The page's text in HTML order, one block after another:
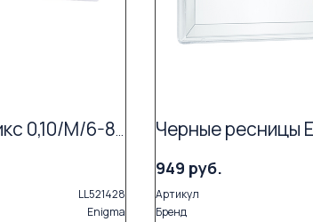
Черные ресницы Enigma микс 0,10/M/6-8 mm (6 линий)
LL521428
Enigma
949 руб.
Артикул
Бренд